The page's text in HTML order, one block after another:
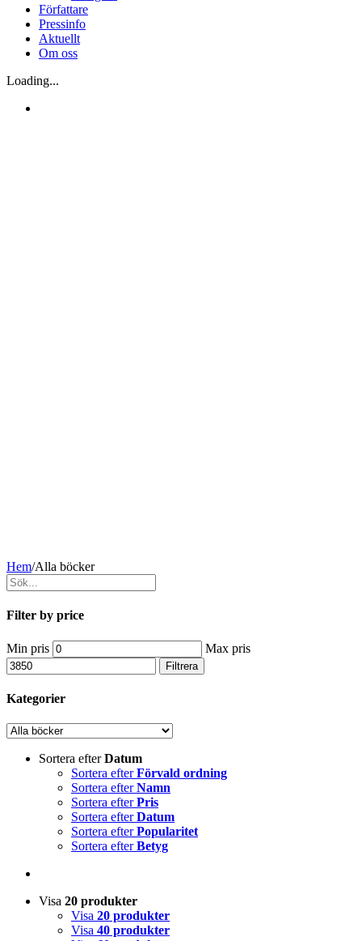
Författare
Pressinfo
Aktuellt
Om oss
Loading...
Hem/Alla böcker
Filter by price
Min pris Max pris
Filtrera
Kategorier
Sortera efterDatum
Sortera efterFörvald ordning
Sortera efterNamn
Sortera efterPris
Sortera efterDatum
Sortera efterPopularitet
Sortera efterBetyg
Visa 20 produkter
Visa 20 produkter
Visa 40 produkter